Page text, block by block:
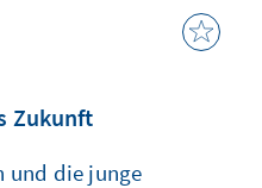
Zukunft
und die junge